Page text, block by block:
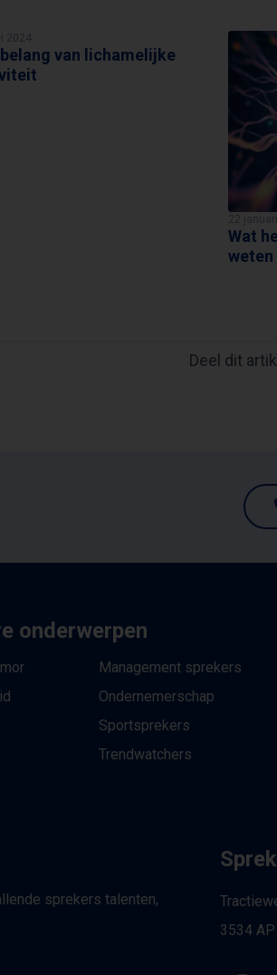
SCHERDERvan lichamelijke
Wat
weten
Deel dit
onderwerpen
Management sprekers
Ondernemerschap
Sportsprekers
Trendwatchers
sprekers talenten,
3534